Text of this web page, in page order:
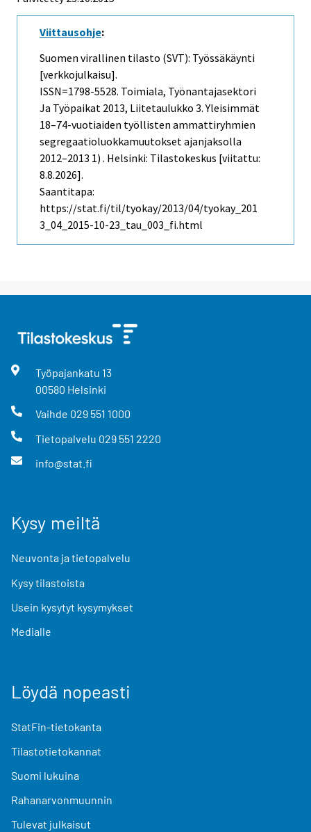
Viittausohje:
Suomen virallinen tilasto (SVT): Työssäkäynti
[verkkojulkaisu].
ISSN=1798-5528. Toimiala, Työnantajasektori
Ja Työpaikat 2013, Liitetaulukko 3. Yleisimmät
18–74-vuotiaiden työllisten ammattiryhmien
segregaatioluokkamuutokset ajanjaksolla
2012–2013 1) . Helsinki: Tilastokeskus [viitattu:
8.8.2026].
Saantitapa:
https://stat.fi/til/tyokay/2013/04/tyokay_201
3_04_2015-10-23_tau_003_fi.html
Työpajankatu 13
00580 Helsinki
Vaihde 029 551 1000
Tietopalvelu 029 551 2220
info@stat.fi
Kysy meiltä
Neuvonta ja tietopalvelu
Kysy tilastoista
Usein kysytyt kysymykset
Medialle
Löydä nopeasti
StatFin-tietokanta
Tilastotietokannat
Suomi lukuina
Rahanarvonmuunnin
Tulevat julkaisut